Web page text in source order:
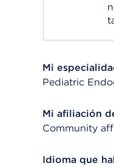
Mi
Pediatric
Mi afiliación
Community
Idioma que